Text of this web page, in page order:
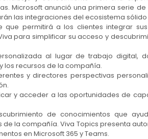
Microsoft anunció una primera serie
las integraciones del ecosistema
permitirá a los clientes integrar
para simplificar su acceso y
al lugar de trabajo digital,
los recursos de la compañía.
y directores perspectivas
y acceder a las oportunidades de
de conocimientos que
la compañía. Viva Topics presenta
en Microsoft 365 y Teams.